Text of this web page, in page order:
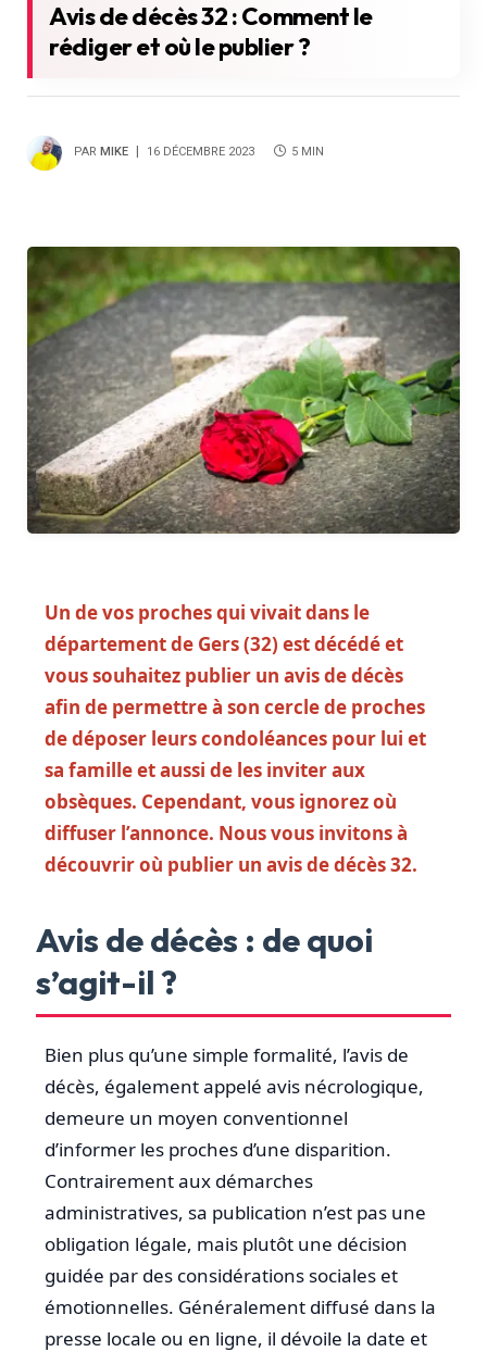
Avis de décès 32 : Comment le
rédiger et où le publier ?
PAR MIKE 16 DÉCEMBRE 2023 5 MIN
Un de vos proches qui vivait dans le
département de Gers (32) est décédé et
vous souhaitez publier un avis de décès
afin de permettre à son cercle de proches
de déposer leurs condoléances pour lui et
sa famille et aussi de les inviter aux
obsèques. Cependant, vous ignorez où
diffuser l’annonce. Nous vous invitons à
découvrir où publier un avis de décès 32.
Avis de décès : de quoi
s’agit-il ?
Bien plus qu’une simple formalité, l’avis de
décès, également appelé avis nécrologique,
demeure un moyen conventionnel
d’informer les proches d’une disparition.
Contrairement aux démarches
administratives, sa publication n’est pas une
obligation légale, mais plutôt une décision
guidée par des considérations sociales et
émotionnelles. Généralement diffusé dans la
presse locale ou en ligne, il dévoile la date et